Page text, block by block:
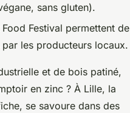
sans gluten).
Festival permettent de
les producteurs locaux.
et de bois patiné,
en zinc ? À Lille, la
se savoure dans des